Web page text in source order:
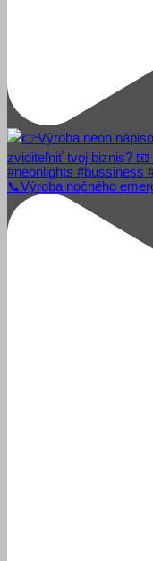
📞Výroba nočného